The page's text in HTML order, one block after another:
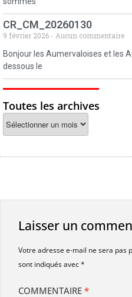
CR_CM_20260130
9 février 2026
Aucun commentaire
Bonjour les Aumervaloises et les
dessous le
Toutes les archives
Laisser un
Votre adresse e-mail ne sera pas
sont indiqués avec*
COMMENTAIRE *